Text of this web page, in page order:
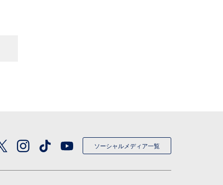
ソーシャルメディア一覧